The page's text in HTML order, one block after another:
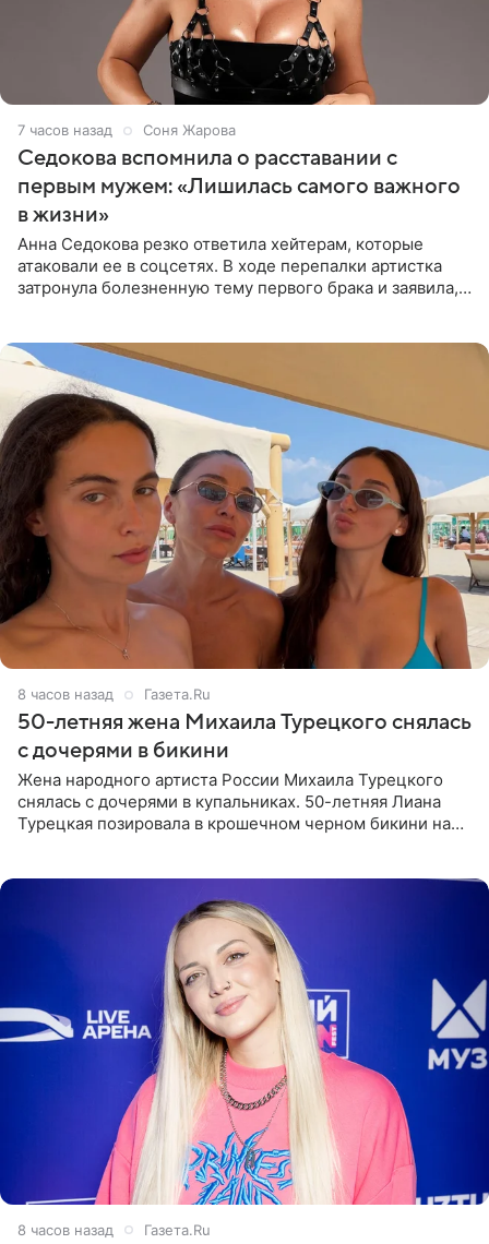
7 часов назад Соня Жарова
Седокова вспомнила о расставании с
первым мужем: «Лишилась самого важного
в жизни»
Анна Седокова резко ответила хейтерам, которые
атаковали ее в соцсетях. В ходе перепалки артистка
затронула болезненную тему первого брака и заявила,
8 часов назад Газета.Ru
50-летняя жена Михаила Турецкого снялась
с дочерями в бикини
Жена народного артиста России Михаила Турецкого
снялась с дочерями в купальниках. 50-летняя Лиана
Турецкая позировала в крошечном черном бикини на
8 часов назад Газета.Ru